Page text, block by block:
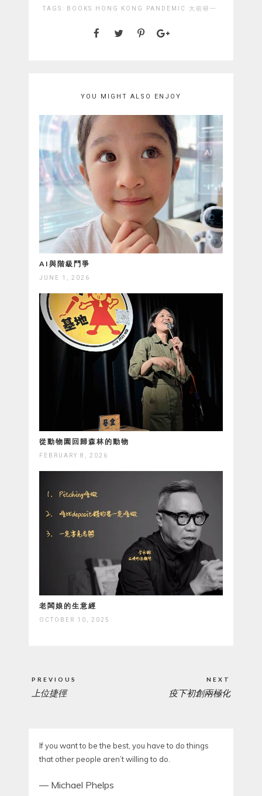
TAGS: BOOKS HONG KONG PANDEMIC 大前研一
YOU MIGHT ALSO ENJOY
AI與階級鬥爭
JUNE 1, 2026
從動物園回歸森林的動物
FEBRUARY 8, 2026
老闆娘的生意經
OCTOBER 10, 2025
navigation
PREVIOUS
PREVIOUS
上位捷徑
NEXT
NEXT
疫下初創兩極化
If you want to be the best, you have to do things
that other people aren’t willing to do.
— Michael Phelps